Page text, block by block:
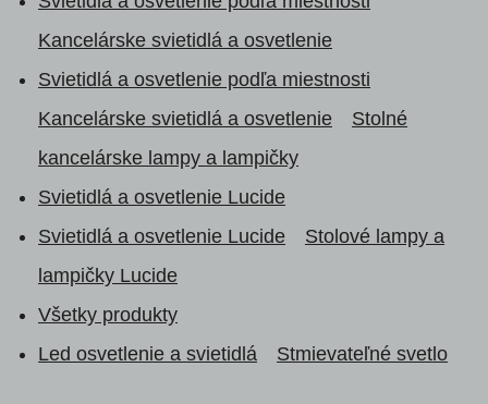
Kancelárske svietidlá a osvetlenie
Svietidlá a osvetlenie podľa miestnosti
Kancelárske svietidlá a osvetlenie
Stolné
kancelárske lampy a lampičky
Svietidlá a osvetlenie Lucide
Svietidlá a osvetlenie Lucide
Stolové lampy a
lampičky Lucide
Všetky produkty
Led osvetlenie a svietidlá
Stmievateľné svetlo